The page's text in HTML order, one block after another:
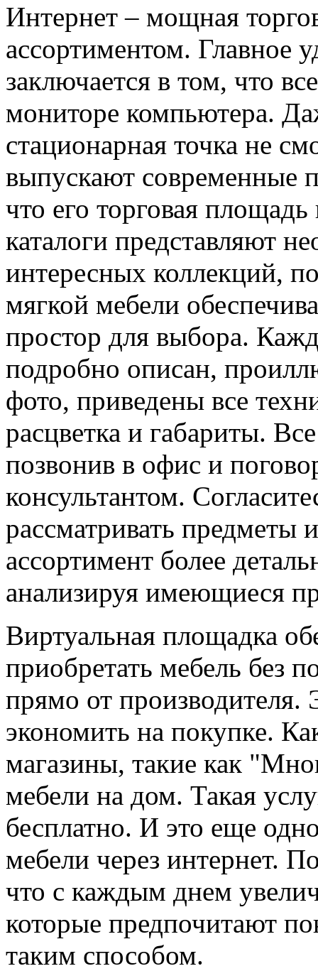
Интернет – мощная
ассортиментом. Главное
заключается в том, что
мониторе компьютера.
стационарная точка не
выпускают современные
что его торговая
каталоги представляют
интересных коллекций,
мягкой мебели
простор для выбора.
подробно описан,
фото, приведены все
расцветка и габариты.
позвонив в офис и
консультантом.
рассматривать предметы
ассортимент более
анализируя имеющиеся
Виртуальная площадка
приобретать мебель без
прямо от производителя.
экономить на покупке.
магазины, такие как
мебели на дом. Такая
бесплатно. И это еще
мебели через интернет.
что с каждым днем
которые предпочитают
таким способом.